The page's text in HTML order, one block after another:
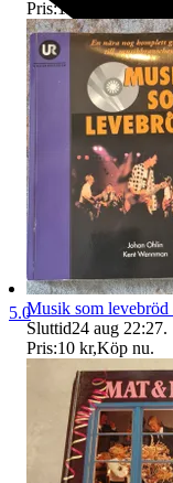
5.0
Pris:12 kr
Musik som
Sluttid24 aug 22:27.
Pris:10 kr,Köp nu.